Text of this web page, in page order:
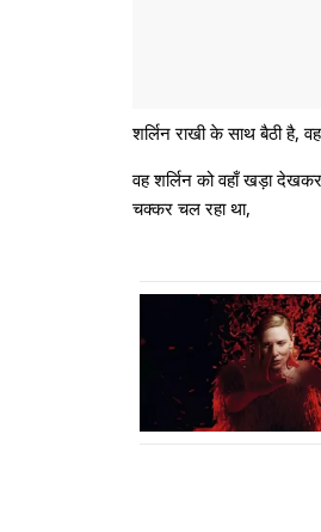
शर्लिन राखी के साथ बैठी है,
वह शर्लिन को वहाँ खड़ा
चक्कर चल रहा था,